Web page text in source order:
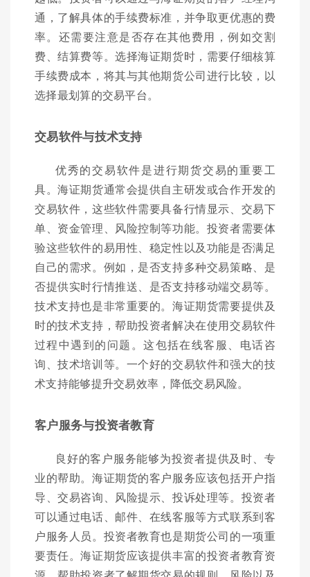
通，了解具体的手续费标准，并争取更优惠的费
率。还需要注意是否存在其他费用，例如交割
费、结算费等。选择海证期货时，需要仔细核算
手续费成本，将其与其他期货公司进行比较，以
选择最划算的交易平台。
交易软件与技术支持
优秀的交易软件是进行期货交易的重要工
具。海证期货通常会提供自主研发或合作开发的
交易软件，这些软件需要具备行情显示、交易下
单、资金管理、风险控制等功能。投资者需要体
验这些软件的易用性、稳定性以及功能是否满足
自己的需求。例如，是否支持多种交易策略、是
否提供实时行情推送、是否支持移动端交易等。
技术支持也是非常重要的。海证期货需要提供及
时的技术支持，帮助投资者解决在使用交易软件
过程中遇到的问题。这包括在线客服、电话咨
询、技术培训等。一个好的交易软件和强大的技
术支持能够提升交易效率，降低交易风险。
客户服务与投资者教育
良好的客户服务能够为投资者提供及时、专
业的帮助。海证期货的客户服务应该包括开户指
导、交易咨询、风险提示、投诉处理等。投资者
可以通过电话、邮件、在线客服等方式联系到客
户服务人员。投资者教育也是期货公司的一项重
要责任。海证期货应该提供丰富的投资者教育资